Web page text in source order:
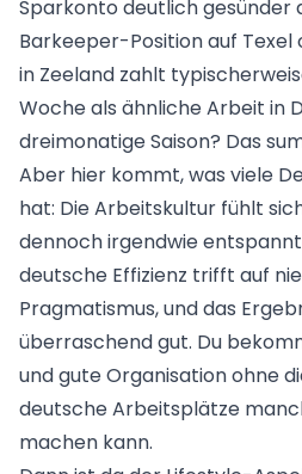
Sparkonto deutlich gesünder
Barkeeper-Position auf Texel
in Zeeland zahlt
Woche als ähnliche Arbeit in
dreimonatige Saison? Das
Aber hier kommt, was viele
hat: Die Arbeitskultur fühlt
dennoch irgendwie
deutsche Effizienz trifft auf
Pragmatismus, und das
überraschend gut. Du
und gute Organisation ohne
deutsche Arbeitsplätze
machen kann.